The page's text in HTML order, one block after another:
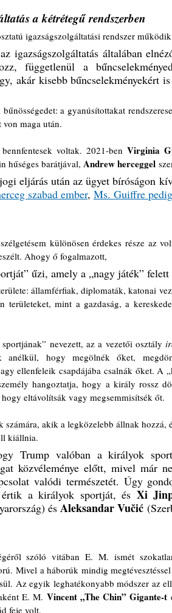
a kétrétegű rendszerben
igazságszolgáltatási rendszer
igazságszolgáltatás általában
függetlenül a
akár kisebb bűncselekményekért
a gyanúsítottakat
maga után.
voltak. 2021-ben Virginia
hűséges barátjával, Andrew herceggel
eljárás után az ügyet bíróságon
szabad ember, Ms. Guiffre
különösen érdekes része az
Ahogy ő fogalmazott,
űzi, amely a „nagy játék”
államférfiak, diplomaták, katonai
területeket, mint a gazdaság, a
nevezett, az a vezetői osztály
hogy megölnék őket,
ellenfeleik csapdájába csalnák őket. A
hangoztatja, hogy a király rossz
eltávolítsák vagy megsemmisítsék őt.
akik a legközelebb állnak hozzá,
kiállnia.
Trump valóban a királyok
közvéleménye előtt, mivel már
valódi természetét. Úgy
a királyok sportját, és Xi
és Aleksandar Vučić
szóló vitában E. M. ismét
Mivel a háborúk mindig
Az egyik leghatékonyabb módszer az
E. M. Vincent „The Chin” Gigante-t
feje volt.